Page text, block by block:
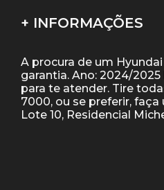
+ INFORMAÇÕES
A procura de um
garantia. Ano: 2024/
para te atender. Tire
7000, ou se preferir, faça